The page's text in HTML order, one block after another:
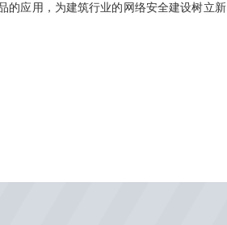
的应用，为建筑行业的网络安全建设树立新